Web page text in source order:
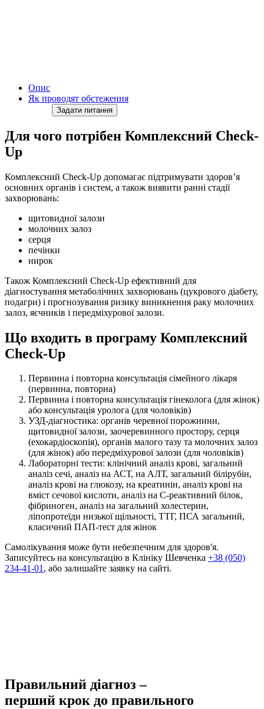
Опис
Як проводят обстеження
Задати питання
Для чого потрібен Комплексний Check-
Up
Комплексний Check-Up допомагає підтримувати здоров’я
основних органів і систем, а також виявити ранні стадії
захворювань:
щитовидної залози
молочних залоз
серця
печінки
нирок
Також Комплексний Check-Up ефективний для
діагностування метаболічних захворювань (цукрового діабету,
подагри) і прогнозування ризику виникнення раку молочних
залоз, яєчників і передміхурової залози.
Що входить в програму Комплексний
Check-Up
Первинна і повторна консультація сімейного лікаря
(первинна, повторна)
Первинна і повторна консультація гінеколога (для жінок)
або консультація уролога (для чоловіків)
УЗД-діагностика: органів черевної порожнини,
щитовидної залози, заочеревинного простору, серця
(ехокардіоскопія), органів малого тазу та молочних залоз
(для жінок) або передміхурової залози (для чоловіків)
Лабораторні тести: клінічний аналіз крові, загальний
аналіз сечі, аналіз на АСТ, на АЛТ, загальний білірубін,
аналіз крові на глюкозу, на креатинін, аналіз крові на
вміст сечової кислоти, аналіз на С-реактивний білок,
фібриноген, аналіз на загальний холестерин,
ліпопротеїди низької щільності, ТТГ, ПСА загальний,
класичний ПАП-тест для жінок
Самолікування може бути небезпечним для здоров'я.
Записуйтесь на консультацію в Клініку Шевченка +38 (050)
234-41-01, або залишайте заявку на сайті.
Правильний діагноз –
перший крок до правильного